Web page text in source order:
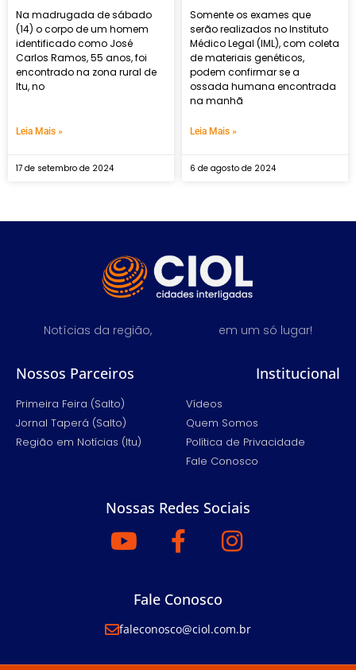
Na madrugada de sábado
(14) o corpo de um homem
identificado como José
Carlos Ramos, 55 anos, foi
encontrado na zona rural de
Itu, no
Leia Mais »
17 de setembro de 2024
Somente os exames que
serão realizados no Instituto
Médico Legal (IML), com coleta
de materiais genéticos,
podem confirmar se a
ossada humana encontrada
na manhã
Leia Mais »
6 de agosto de 2024
Notícias da região, em um só lugar!
Nossos Parceiros
Primeira Feira (Salto)
Jornal Taperá (Salto)
Região em Notícias (Itu)
Institucional
Vídeos
Quem Somos
Política de Privacidade
Fale Conosco
Nossas Redes Sociais
Fale Conosco
faleconosco@ciol.com.br